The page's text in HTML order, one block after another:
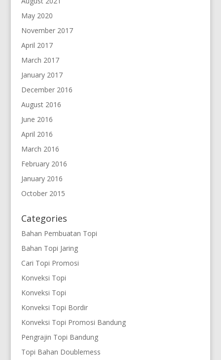
May 2020
November 2017
April 2017
March 2017
January 2017
December 2016
August 2016
June 2016
April 2016
March 2016
February 2016
January 2016
October 2015
Categories
Bahan Pembuatan Topi
Bahan Topi Jaring
Cari Topi Promosi
Konveksi Topi
Konveksi Topi
Konveksi Topi Bordir
Konveksi Topi Promosi Bandung
Pengrajin Topi Bandung
Topi Bahan Doublemess